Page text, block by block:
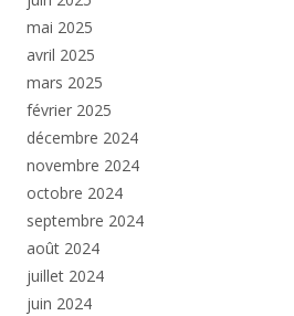
mai 2025
avril 2025
mars 2025
février 2025
décembre 2024
novembre 2024
octobre 2024
septembre 2024
août 2024
juillet 2024
juin 2024